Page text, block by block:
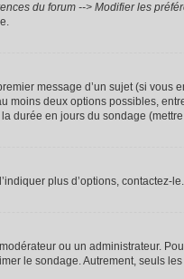
du forum --> Modifier les
message d’un sujet (si vous
deux options possibles,
durée en jours du sondage
plus d’options, contactez-le.
ou un administrateur.
le sondage. Autrement, seuls